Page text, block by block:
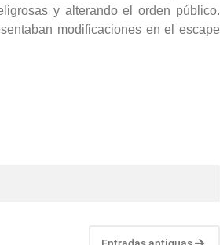
y alterando el orden público.
modificaciones en el escape